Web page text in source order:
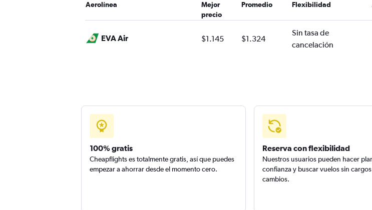
Aerolínea
Mejor
precio
Promedio Flexibilidad
EVA Air $1.145 $1.324
Sin tasa de
cancelación
100% gratis
Cheapflights es totalmente gratis, así que puedes
empezar a ahorrar desde el momento cero.
Reserva con flexibilidad
Nuestros usuarios pueden hacer
confianza y buscar vuelos sin
cambios.